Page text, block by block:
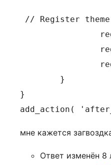
// Register theme
        }
}
add_action(
мне кажется
Ответ изменён 8